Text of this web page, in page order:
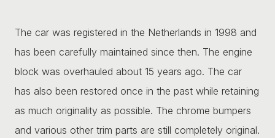
The car was registered in the Netherlands in 1998 and
has been carefully maintained since then. The engine
block was overhauled about 15 years ago. The car
has also been restored once in the past while retaining
as much originality as possible. The chrome bumpers
and various other trim parts are still completely original.